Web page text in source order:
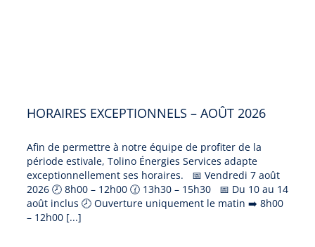
HORAIRES EXCEPTIONNELS – AOÛT 2026
Afin de permettre à notre équipe de profiter de la
période estivale, Tolino Énergies Services adapte
exceptionnellement ses horaires. 📅 Vendredi 7 août
2026 🕗 8h00 – 12h00 🕜 13h30 – 15h30 📅 Du 10 au 14
août inclus 🕗 Ouverture uniquement le matin ➡️ 8h00
– 12h00 [...]